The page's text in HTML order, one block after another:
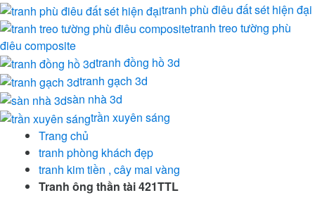
tranh phù điêu đất sét hiện đại
tranh treo tường phù
điêu composite
tranh đồng hồ 3d
tranh gạch 3d
sàn nhà 3d
trần xuyên sáng
Trang chủ
tranh phòng khách đẹp
tranh kim tiền , cây mai vàng
Tranh ông thần tài 421TTL